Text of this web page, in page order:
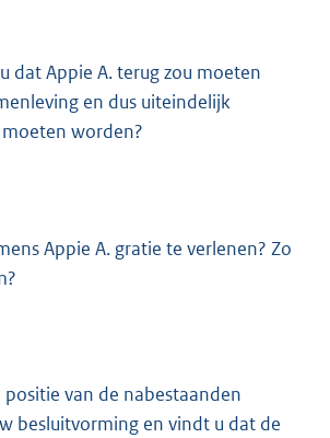
dat Appie A. terug zou moeten
en dus uiteindelijk
worden?
Appie A. gratie te verlenen? Zo
van de nabestaanden
besluitvorming en vindt u dat de